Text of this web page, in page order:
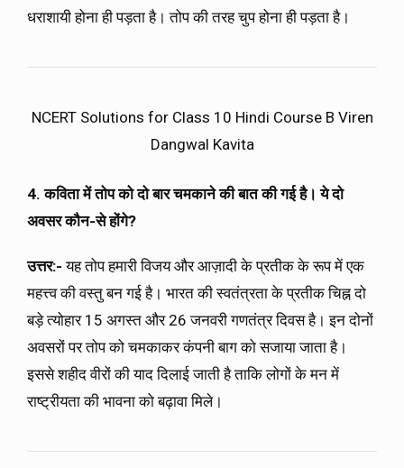
धराशायी होना ही पड़ता है। तोप की तरह चुप होना ही पड़ता है।
NCERT Solutions for Class 10 Hindi Course B Viren
Dangwal Kavita
4. कविता में तोप को दो बार चमकाने की बात की गई है। ये दो
अवसर कौन-से होंगे?
उत्तर:-यह तोप हमारी विजय और आज़ादी के प्रतीक के रूप में एक
महत्त्व की वस्तु बन गई है। भारत की स्वतंत्रता के प्रतीक चिह्न दो
बड़े त्योहार 15 अगस्त और 26 जनवरी गणतंत्र दिवस है। इन दोनों
अवसरों पर तोप को चमकाकर कंपनी बाग को सजाया जाता है।
इससे शहीद वीरों की याद दिलाई जाती है ताकि लोगों के मन में
राष्ट्रीयता की भावना को बढ़ावा मिले।